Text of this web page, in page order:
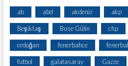
ab abd akdeniz akp
Beşiktaş Buse Gülin chp
erdoğan fenerbahce
futbol galatasaray Gazze